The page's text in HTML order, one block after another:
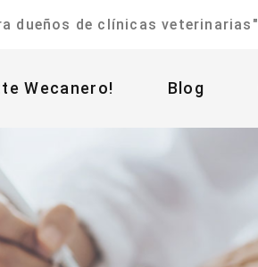
dueños de clínicas veterinarias"
Wecanero! Blog